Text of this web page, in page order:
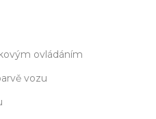
ovládáním
vozu